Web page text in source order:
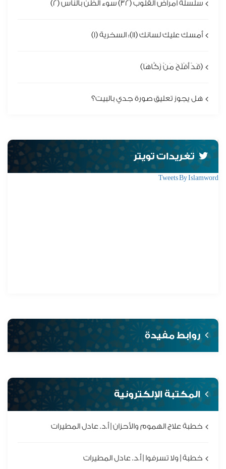
سلسلة أمراض القلوب (32) سوء الظن بالناس (2)
أمسك عليك لسانك (11): السخرية (1)
(قَدْ أَفْلَحَ مَنْ زَكَّاهَا)
هل يجوز تعليق صورة جدي بالبيت؟
تغريدات تويتر
Tweets By Islamword
روابط مفيدة
المكتبة الإلكترونية
خطبة علاج الهموم والأحزان | أ.د. عادل المطيرات
خطبة | ولا تسرفوا | أ.د. عادل المطيرات